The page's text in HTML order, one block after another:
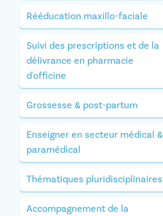
Rééducation maxillo-faciale
Suivi des prescriptions et de la
délivrance en pharmacie
d'officine
Grossesse & post-partum
Enseigner en secteur médical &
paramédical
Thématiques pluridisciplinaires
Accompagnement de la